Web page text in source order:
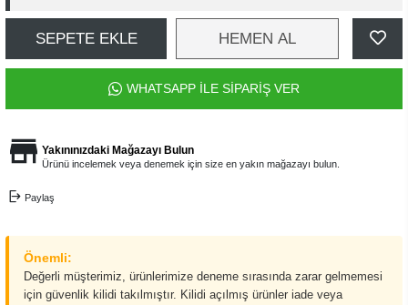
SEPETE EKLE HEMEN AL
WHATSAPP İLE SİPARİŞ VER
Yakınınızdaki Mağazayı Bulun
Ürünü incelemek veya denemek için size en yakın mağazayı bulun.
Paylaş
Önemli:
Değerli müşterimiz, ürünlerimize deneme sırasında zarar gelmemesi
için güvenlik kilidi takılmıştır. Kilidi açılmış ürünler iade veya